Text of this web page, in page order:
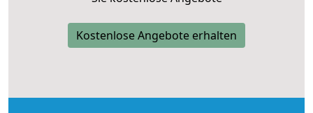
Kostenlose Angebote erhalten